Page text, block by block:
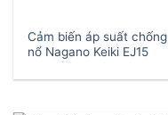
Cảm biến áp suất chống
nổ Nagano Keiki EJ15